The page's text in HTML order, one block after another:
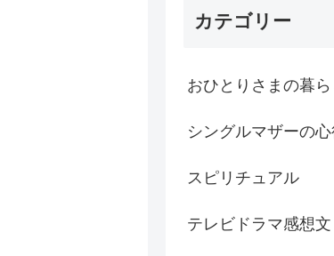
カテゴリー
おひとりさまの暮ら
シングルマザーの
スピリチュアル
テレビドラマ感想文